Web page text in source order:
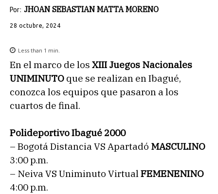
Por: JHOAN SEBASTIAN MATTA MORENO
28 octubre, 2024
Less than 1 min.
En el marco de los XIII Juegos Nacionales
UNIMINUTO que se realizan en Ibagué,
conozca los equipos que pasaron a los
cuartos de final.
Polideportivo Ibagué 2000
– Bogotá Distancia VS Apartadó MASCULINO
3:00 p.m.
– Neiva VS Uniminuto Virtual FEMENENINO
4:00 p.m.